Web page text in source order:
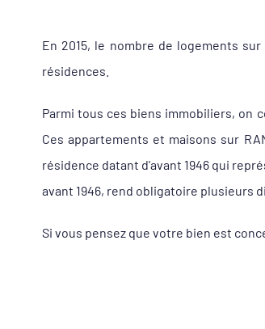
En 2015, le nombre de logements
résidences.
Parmi tous ces biens immobiliers, on
Ces appartements et maisons sur
résidence datant d'avant 1946 qui
avant 1946, rend obligatoire plusieurs
Si vous pensez que votre bien est